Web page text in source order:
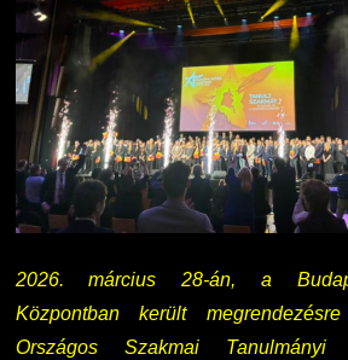
2026. március 28-án, a
Központban került
Országos Szakmai Tanulmányi